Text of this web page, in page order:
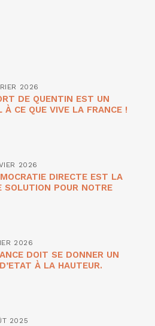
2026
DE QUENTIN EST UN
À CE QUE VIVE LA FRANCE !
2026
DIRECTE EST LA
SOLUTION POUR NOTRE
2026
DOIT SE DONNER UN
À LA HAUTEUR.
2025